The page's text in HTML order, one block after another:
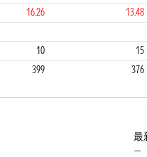
16.26 13.48
1 2
10 15
399 376
最
—